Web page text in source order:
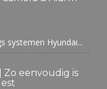
systemen Hyundai...
Zo eenvoudig is